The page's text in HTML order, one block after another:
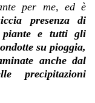
per me, ed è
presenza di
piante e tutti gli
su pioggia,
anche dal
precipitazioni